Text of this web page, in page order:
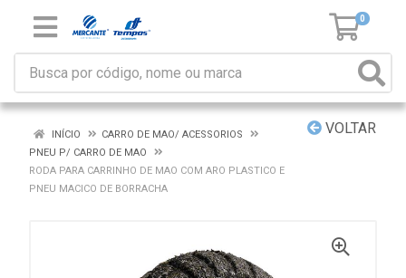
0
VOLTAR
INÍCIO
CARRO DE MAO/ ACESSORIOS
PNEU P/ CARRO DE MAO
RODA PARA CARRINHO DE MAO COM ARO PLASTICO E
PNEU MACICO DE BORRACHA